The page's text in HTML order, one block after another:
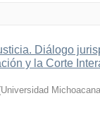
Diálogo
y la Corte
Universidad